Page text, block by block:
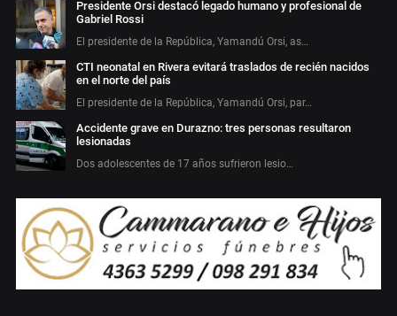
Presidente Orsi destacó legado humano y profesional de
Gabriel Rossi
El presidente de la República, Yamandú Orsi, as…
CTI neonatal en Rivera evitará traslados de recién nacidos
en el norte del país
El presidente de la República, Yamandú Orsi, par…
Accidente grave en Durazno: tres personas resultaron
lesionadas
Dos adolescentes de 17 años sufrieron lesio…